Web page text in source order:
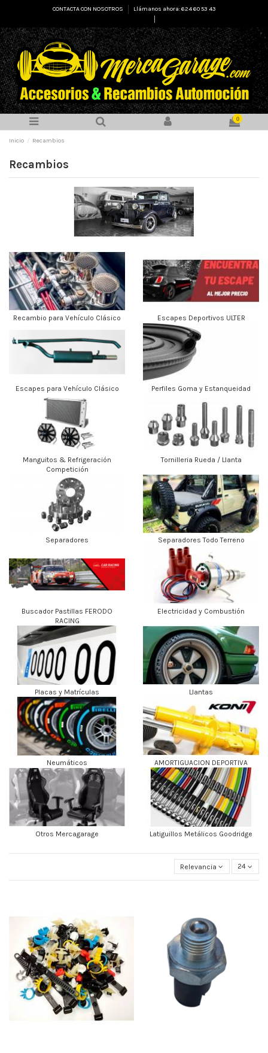
CONTACTA CON NOSOTROS
Llámanos ahora: 624 60 53 43
0
Inicio Recambios
Recambios
Recambio para Vehículo Clásico Escapes Deportivos ULTER
Escapes para Vehículo Clásico Perfiles Goma y Estanqueidad
Manguitos & Refrigeración
Competición
Tornilleria Rueda / Llanta
Separadores Separadores Todo Terreno
Buscador Pastillas FERODO
RACING
Electricidad y Combustión
Placas y Matrículas Llantas
Neumáticos AMORTIGUACION DEPORTIVA
Otros Mercagarage Latiguillos Metálicos Goodridge
Relevancia 24